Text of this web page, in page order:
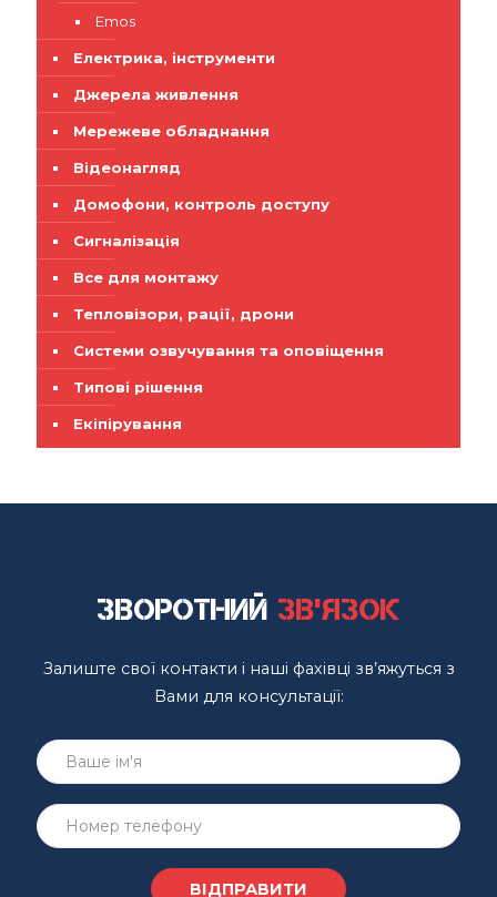
Emos
Електрика, інструменти
Джерела живлення
Мережеве обладнання
Відеонагляд
Домофони, контроль доступу
Сигналізація
Все для монтажу
Тепловізори, рації, дрони
Системи озвучування та оповіщення
Типові рішення
Екіпірування
Зворотний зв'язок
Залиште свої контакти і наші фахівці зв’яжуться з
Вами для консультації: